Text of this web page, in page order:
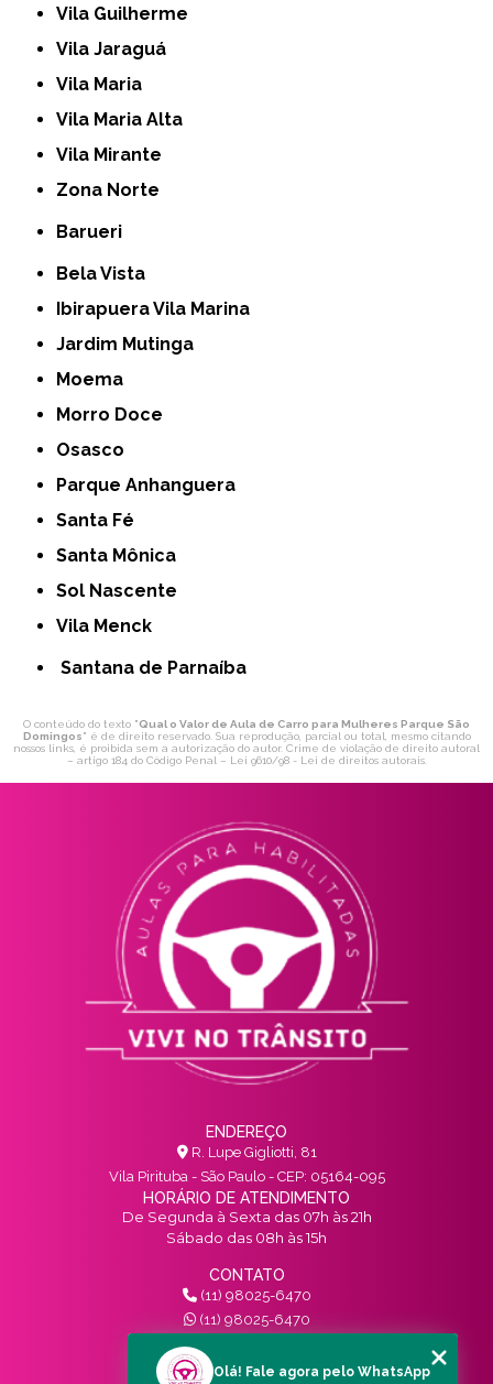
Vila Guilherme
Vila Jaraguá
Vila Maria
Vila Maria Alta
Vila Mirante
Zona Norte
Barueri
Bela Vista
Ibirapuera Vila Marina
Jardim Mutinga
Moema
Morro Doce
Osasco
Parque Anhanguera
Santa Fé
Santa Mônica
Sol Nascente
Vila Menck
Santana de Parnaíba
O conteúdo do texto "Qual o Valor de Aula de Carro para Mulheres Parque São
Domingos" é de direito reservado. Sua reprodução, parcial ou total, mesmo citando
nossos links, é proibida sem a autorização do autor. Crime de violação de direito autoral
– artigo 184 do Código Penal – Lei 9610/98 - Lei de direitos autorais.
ENDEREÇO
R. Lupe Gigliotti, 81
Vila Pirituba - São Paulo - CEP: 05164-095
HORÁRIO DE ATENDIMENTO
De Segunda à Sexta das 07h às 21h
Sábado das 08h às 15h
CONTATO
(11) 98025-6470
(11) 98025-6470
contato@vivinotransito.com.br
SIGA-NOS!
Olá! Fale agora pelo WhatsApp